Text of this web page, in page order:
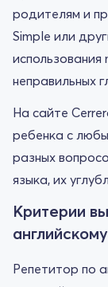
родителям и
Simple или
неправильных
На сайте
ребенка с
разных
языка, их
Критерии
Репетитор по